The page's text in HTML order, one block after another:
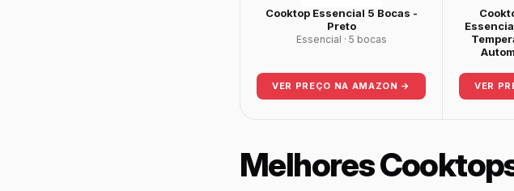
Cooktop Essencial 5 Bocas -
Preto
Essencial · 5 bocas
VER PREÇO NA AMAZON → VER
Melhores